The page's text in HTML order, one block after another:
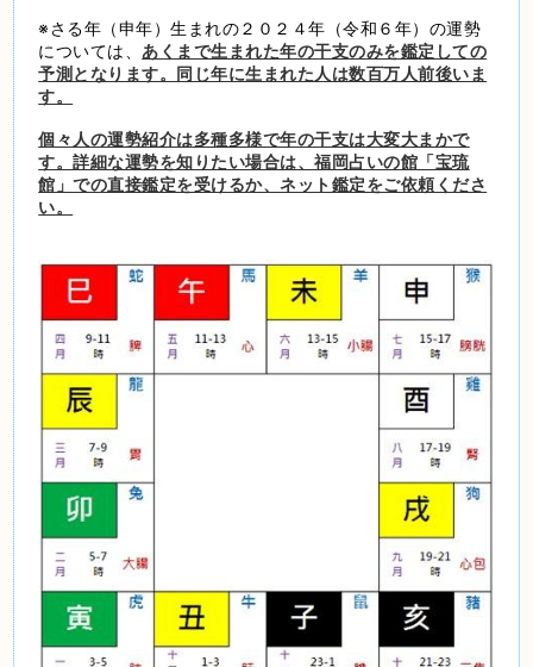
※さる年（申年）生まれの２０２４年（令和６年）の運勢
については、 あくまで生まれた年の干支のみを鑑定しての
予測となります。同じ年に生まれた人は数百万人前後いま
す。
個々人の運勢紹介は多種多様で年の干支は大変大まかで
す。詳細な運勢を知りたい場合は、福岡占いの館「宝琉
館」での直接鑑定を受けるか、ネット鑑定をご依頼くださ
い。